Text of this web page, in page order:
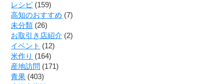
レシピ (159)
高知のおすすめ (7)
未分類 (26)
お取引き店紹介 (2)
イベント (12)
米作り (164)
産地訪問 (171)
青果 (403)